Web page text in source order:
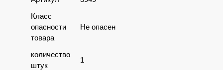
Класс
опасности
товара
Не опасен
количество
штук
1